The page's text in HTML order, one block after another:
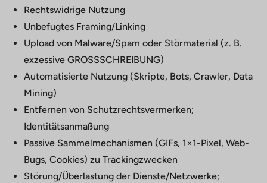
Rechtswidrige Nutzung
Unbefugtes Framing/Linking
Upload von Malware/Spam oder Störmaterial (z. B.
exzessive GROSSSCHREIBUNG)
Automatisierte Nutzung (Skripte, Bots, Crawler, Data
Mining)
Entfernen von Schutzrechtsvermerken;
Identitätsanmaßung
Passive Sammelmechanismen (GIFs, 1×1-Pixel, Web-
Bugs, Cookies) zu Trackingzwecken
Störung/Überlastung der Dienste/Netzwerke;